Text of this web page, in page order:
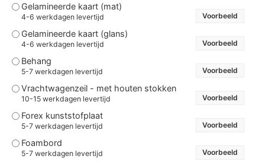
Gelamineerde kaart (mat)
4-6 werkdagen levertijd Voorbeeld
Gelamineerde kaart (glans)
4-6 werkdagen levertijd Voorbeeld
Behang
5-7 werkdagen levertijd Voorbeeld
Vrachtwagenzeil - met houten stokken
10-15 werkdagen levertijd Voorbeeld
Forex kunststofplaat
5-7 werkdagen levertijd Voorbeeld
Foambord
5-7 werkdagen levertijd Voorbeeld